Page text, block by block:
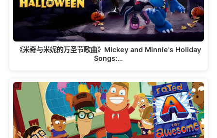
《米奇与米妮的万圣节歌曲》Mickey and Minnie's Holiday
Songs:…